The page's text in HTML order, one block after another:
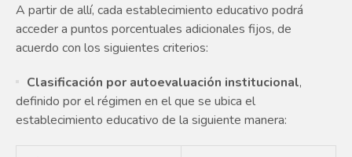
A partir de allí, cada establecimiento educativo podrá
acceder a puntos porcentuales adicionales fijos, de
acuerdo con los siguientes criterios:
Clasificación por autoevaluación institucional,
definido por el régimen en el que se ubica el
establecimiento educativo de la siguiente manera: